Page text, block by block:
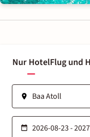
Nur HotelFlug und